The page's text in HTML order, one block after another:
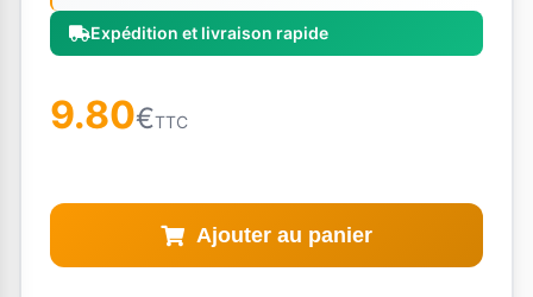
Expédition et livraison rapide
9.80€TTC
Ajouter au panier